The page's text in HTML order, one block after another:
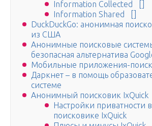
Information Collected []
Information Shared []
DuckDuckGo: анонимная
из США
Анонимные поисковые
безопасная альтернатива
Мобильные приложения-
Даркнет – в помощь
системе
Анонимный поисковик IxQuick
Настройки приватности
поисковике IxQuick